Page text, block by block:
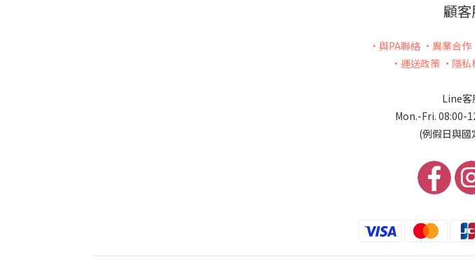
顧
•與PA聯絡 •異業合作
•運送政策 •隱私
Line客
Mon.-Fri. 08:00-
(例假日與國